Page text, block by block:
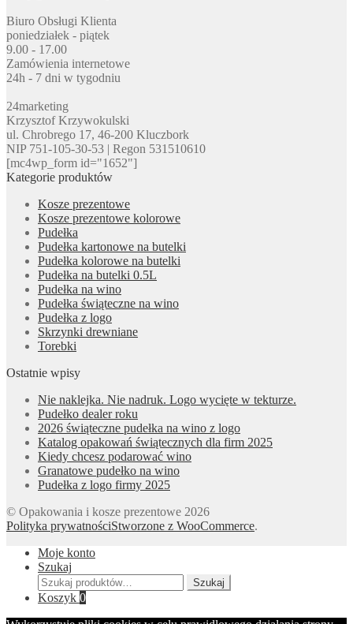
Biuro Obsługi Klienta
poniedziałek - piątek
9.00 - 17.00
Zamówienia internetowe
24h - 7 dni w tygodniu
24marketing
Krzysztof Krzywokulski
ul. Chrobrego 17, 46-200 Kluczbork
NIP 751-105-30-53 | Regon 531510610
[mc4wp_form id="1652"]
Kategorie produktów
Kosze prezentowe
Kosze prezentowe kolorowe
Pudełka
Pudełka kartonowe na butelki
Pudełka kolorowe na butelki
Pudełka na butelki 0.5L
Pudełka na wino
Pudełka świąteczne na wino
Pudełka z logo
Skrzynki drewniane
Torebki
Ostatnie wpisy
Nie naklejka. Nie nadruk. Logo wycięte w tekturze.
Pudełko dealer roku
2026 świąteczne pudełka na wino z logo
Katalog opakowań świątecznych dla firm 2025
Kiedy chcesz podarować wino
Granatowe pudełko na wino
Pudełka z logo firmy 2025
© Opakowania i kosze prezentowe 2026
Polityka prywatnościStworzone z WooCommerce.
Moje konto
Szukaj
Szukaj:
Szukaj
Koszyk 0